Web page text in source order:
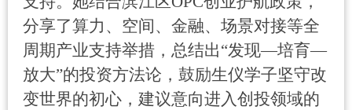
分享了算力、空间、金融、场景对接等全
周期产业支持举措，总结出“发现—培育—
放大”的投资方法论，鼓励生仪学子坚守改
变世界的初心，建议意向进入创投领域的